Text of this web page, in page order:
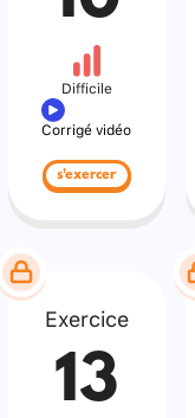
Difficile
Corrigé vidéo
s'exercer
Exercice
13